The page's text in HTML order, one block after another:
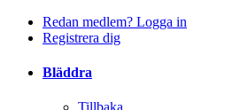
Redan medlem? Logga in
Registrera dig
Bläddra